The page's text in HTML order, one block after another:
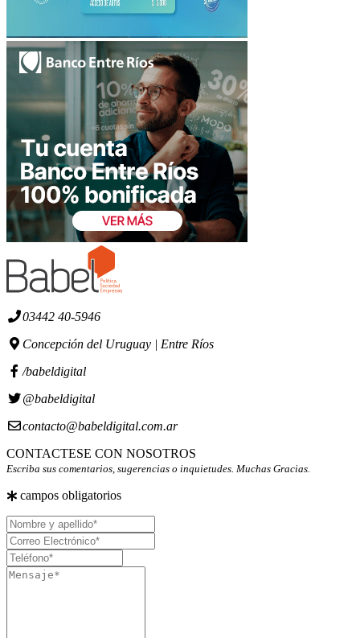
03442 40-5946
Concepción del Uruguay | Entre Ríos
/babeldigital
@babeldigital
contacto@babeldigital.com.ar
CONTACTESE CON NOSOTROS
Escriba sus comentarios, sugerencias o inquietudes. Muchas Gracias.
campos obligatorios
Nombre
y
apellido
Correo
Electrónico
Teléfono
Mensaje